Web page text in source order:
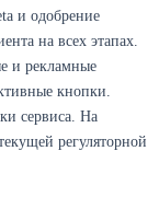
и одобрение
на всех этапах.
и рекламные
кнопки.
сервиса. На
регуляторной